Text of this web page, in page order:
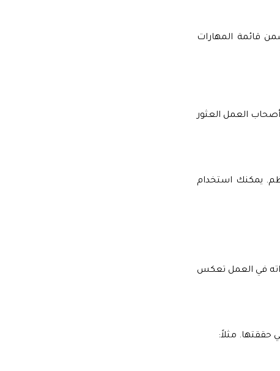
قائمة المهارات
العمل العثور
يمكنك استخدام
في العمل تعكس
حققتها. مثلاً: